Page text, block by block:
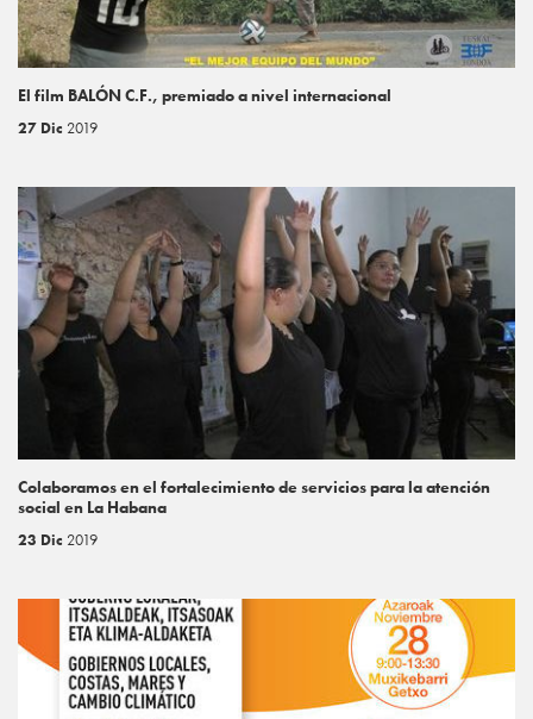
El film BALÓN C.F., premiado a nivel internacional
27 Dic 2019
Colaboramos en el fortalecimiento de servicios para la atención
social en La Habana
23 Dic 2019